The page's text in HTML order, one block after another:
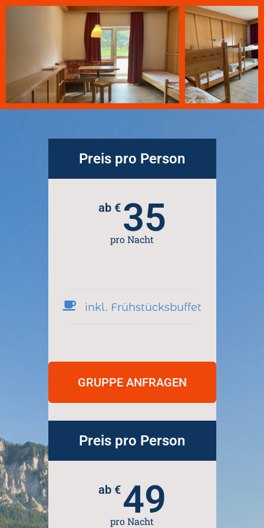
Preis pro Person
ab € 35
pro Nacht
inkl. Frühstücksbuffet
GRUPPE ANFRAGEN
Preis pro Person
ab €49
pro Nacht